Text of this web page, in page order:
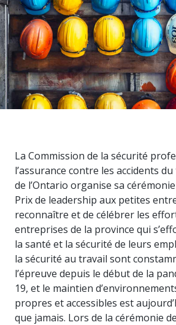
pairs
pour
mettre
vos
connaissances
à profit.
Jetez-y
un œil !
La Commission de la sécurité
l’assurance contre les accidents du
de l’Ontario organise sa
Prix de leadership aux petites
reconnaître et de célébrer les
entreprises de la province qui
la santé et la sécurité de leurs
la sécurité au travail sont
l’épreuve depuis le début de la
19, et le maintien
propres et accessibles est
que jamais. Lors de la cérémonie